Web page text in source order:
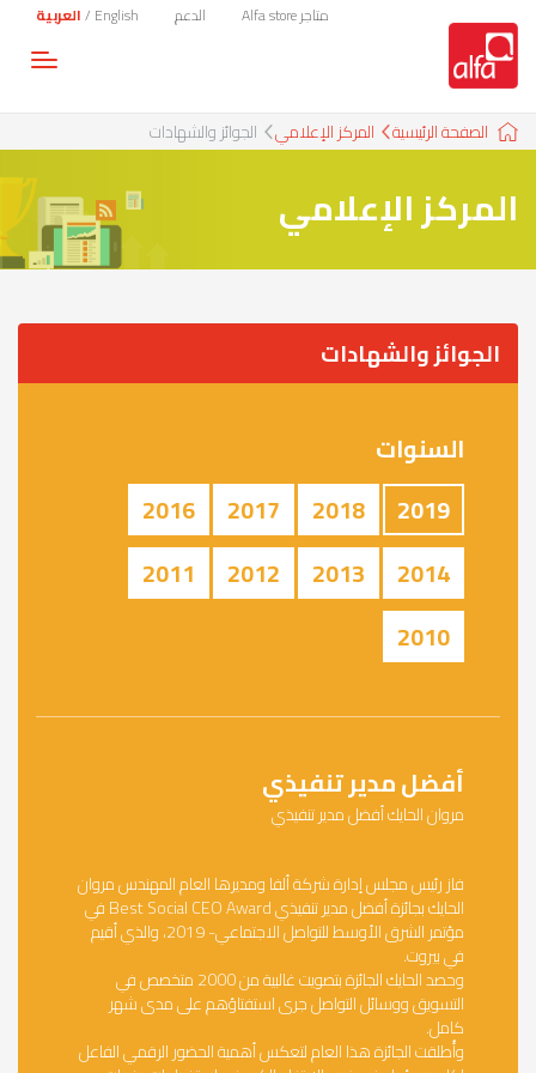
English
/العربية الدعم متاجر Alfa store
الصفحة الرئيسية
المركز الإعلامي الجوائز والشهادات
المركز الإعلامي
الجوائز والشهادات
السنوات
2019
2018
2017
2016
2014
2013
2012
2011
2010
أفضل مدير تنفيذي
مروان الحايك أفضل مدير تنفيذي
فاز رئيس مجلس إدارة شركة ألفا ومديرها العام المهندس مروان
الحايك بجائزة أفضل مدير تنفيذي Best Social CEO Award في
مؤتمر الشرق الأوسط للتواصل الاجتماعي- 2019، والذي أقيم
في بيروت.
وحصد الحايك الجائزة بتصويت غالبية من 2000 متخصص في
التسويق ووسائل التواصل جرى استفتاؤهم على مدى شهر
كامل.
وأُطلقت الجائزة هذا العام لتعكس أهمية الحضور الرقمي الفاعل